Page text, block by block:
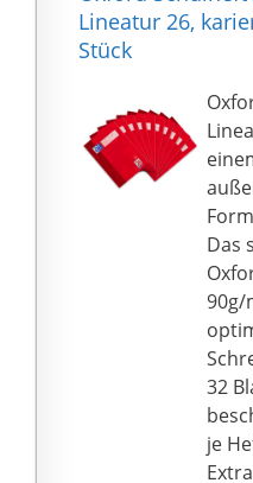
15er
aus
mit
Lineatur 26,
Stück
Das
90g/
32
je